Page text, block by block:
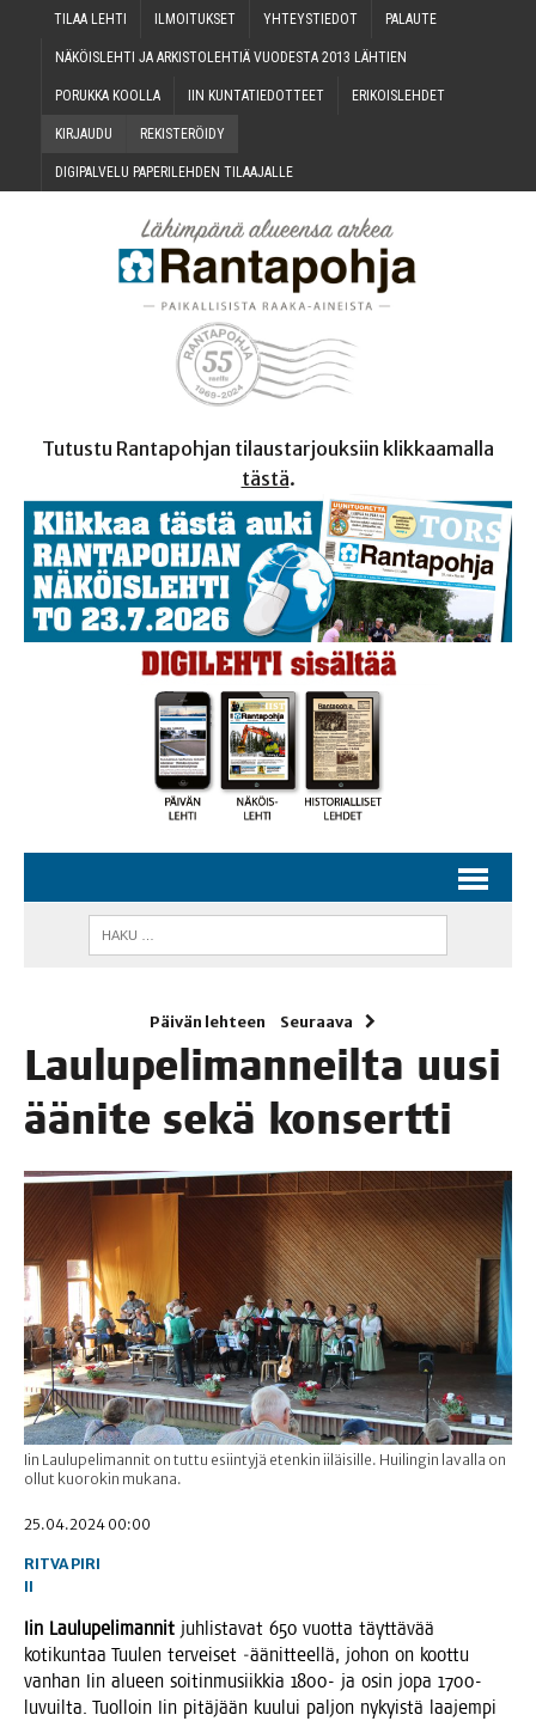
TILAA LEH­TI ILMOI­TUK­SET YHTEYS­TIE­DOT PALAU­TE
NÄKÖIS­LEH­TI JA ARKIS­TO­LEH­TIÄ VUO­DES­TA 2013 LÄHTIEN
PORUK­KA KOOLLA IIN KUN­TA­TIE­DOT­TEET ERI­KOIS­LEH­DET
KIR­JAU­DU REKIS­TE­RÖI­DY
DIGI­PAL­VE­LU PAPE­RI­LEH­DEN TILAAJALLE
Tutustu Rantapohjan tilaustarjouksiin klikkaamalla
tästä.
Päivän lehteen Seuraava
Lau­lu­pe­li­man­neil­ta uusi
ääni­te sekä konsertti
Iin Laulupelimannit on tuttu esiintyjä etenkin iiläisille. Huilingin lavalla on
ollut kuorokin mukana.
25.04.2024 00:00
RITVA PIRI
II
Iin Lau­lu­pe­li­man­nit juh­lis­ta­vat 650 vuot­ta täyt­tä­vää
koti­kun­taa Tuu­len ter­vei­set ‑äänit­teel­lä, johon on koot­tu
van­han Iin alu­een soi­tin­musiik­kia 1800- ja osin jopa 1700-
luvuil­ta. Tuol­loin Iin pitä­jään kuu­lui pal­jon nykyis­tä laa­jem­pi